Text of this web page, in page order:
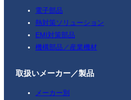
電子部品
熱対策ソリューション
EMI対策部品
機構部品／産業機材
取扱いメーカー／製品
メーカー別